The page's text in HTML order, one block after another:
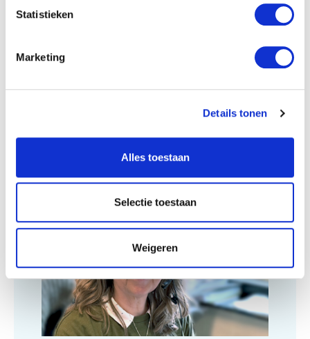
Statistieken
Marketing
Details tonen
Alles toestaan
Selectie toestaan
Weigeren
Uitgever:
Categorie:
Afmetingen: 215 x 157 x 10 mm
Klantenservice